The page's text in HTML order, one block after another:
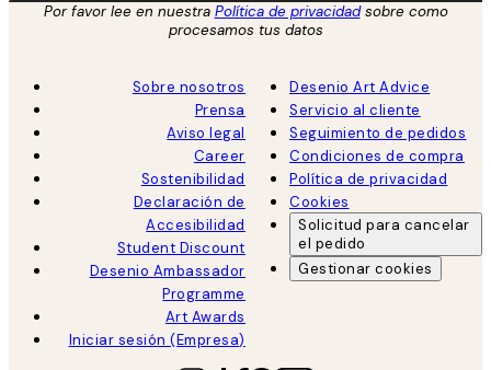
Por favor lee en nuestra Política de privacidadsobre como
procesamos tus datos
Sobre nosotros
Prensa
Aviso legal
Career
Sostenibilidad
Declaración de
Accesibilidad
Student Discount
Desenio Ambassador
Programme
Art Awards
Iniciar sesión (Empresa)
Desenio Art Advice
Servicio al cliente
Seguimiento de pedidos
Condiciones de compra
Política de privacidad
Cookies
Solicitud para cancelar
el pedido
Gestionar cookies